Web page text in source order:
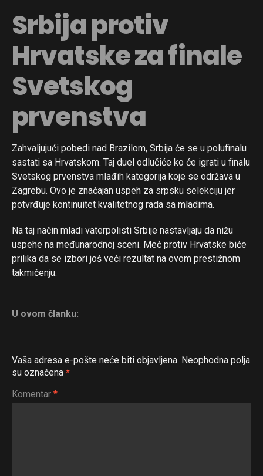
Srbija protiv
Hrvatske za finale
Svetskog
prvenstva
Zahvaljujući pobedi nad Brazilom, Srbija će se u polufinalu
sastati sa Hrvatskom. Taj duel odlučiće ko će igrati u finalu
Svetskog prvenstva mlađih kategorija koje se održava u
Zagrebu. Ovo je značajan uspeh za srpsku selekciju jer
potvrđuje kontinuitet kvalitetnog rada sa mladima.
Na taj način mladi vaterpolisti Srbije nastavljaju da nižu
uspehe na međunarodnoj sceni. Meč protiv Hrvatske biće
prilika da se izbori još veći rezultat na ovom prestižnom
takmičenju.
U ovom članku:
Vaša adresa e-pošte neće biti objavljena. Neophodna polja
su označena *
Komentar *